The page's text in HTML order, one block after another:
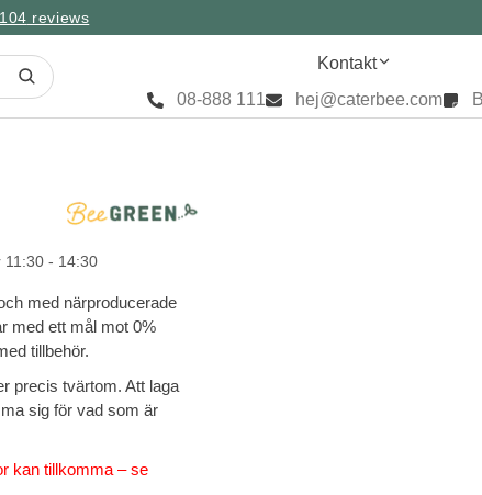
104 reviews
Kontakt
08-888 111
hej@caterbee.com
11:30 - 14:30
med närproducerade
med ett mål mot 0%
tillbehör.
precis tvärtom. Att laga
sig för vad som är
kan tillkomma – se